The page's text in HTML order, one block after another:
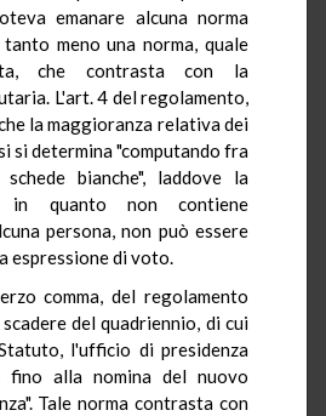
emanare alcuna norma
meno una norma, quale
che contrasta con la
L'art. 4 del regolamento,
la maggioranza relativa dei
si determina "computando fra
bianche", laddove la
in quanto non contiene
persona, non può essere
espressione di voto.
comma, del regolamento
del quadriennio, di cui
l'ufficio di presidenza
fino alla nomina del nuovo
Tale norma contrasta con